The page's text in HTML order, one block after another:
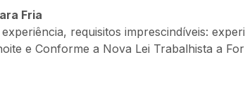
Fria
requisitos imprescindíveis:
e Conforme a Nova Lei Trabalhista a